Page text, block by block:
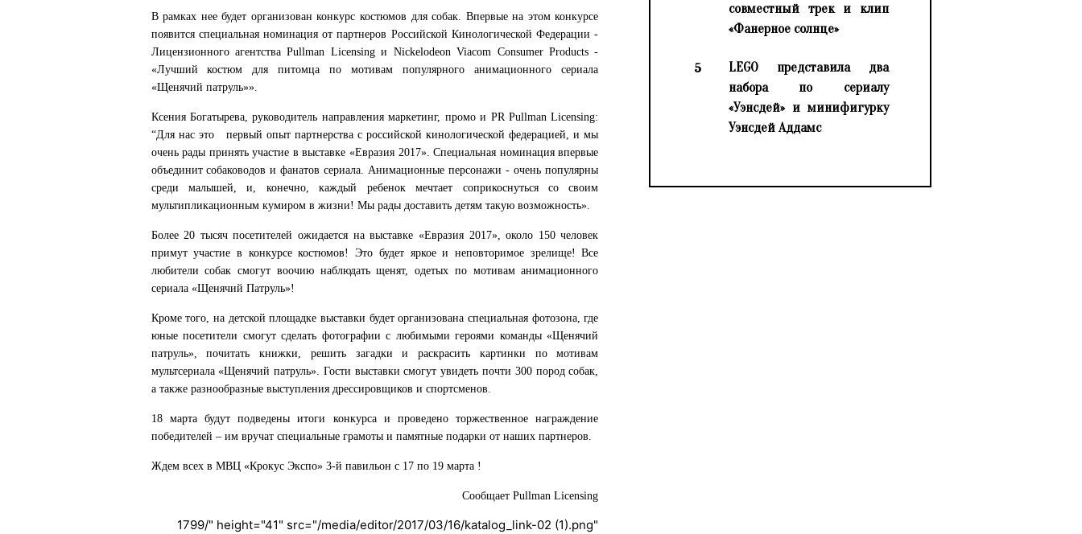
В рамках нее будет организован конкурс костюмов для собак. Впервые на этом конкурсе
появится специальная номинация от партнеров Российской Кинологической Федерации -
Лицензионного агентства Pullman Licensing и Nickelodeon Viacom Consumer Products -
«Лучший костюм для питомца по мотивам популярного анимационного сериала
«Щенячий патруль»».
Ксения Богатырева, руководитель направления маркетинг, промо и PR Pullman Licensing:
“Для нас это первый опыт партнерства с российской кинологической федерацией, и мы
очень рады принять участие в выставке «Евразия 2017». Специальная номинация впервые
объединит собаководов и фанатов сериала. Анимационные персонажи - очень популярны
среди малышей, и, конечно, каждый ребенок мечтает соприкоснуться со своим
мультипликационным кумиром в жизни! Мы рады доставить детям такую возможность».
Более 20 тысяч посетителей ожидается на выставке «Евразия 2017», около 150 человек
примут участие в конкурсе костюмов! Это будет яркое и неповторимое зрелище! Все
любители собак смогут воочию наблюдать щенят, одетых по мотивам анимационного
сериала «Щенячий Патруль»!
Кроме того, на детской площадке выставки будет организована специальная фотозона, где
юные посетители смогут сделать фотографии с любимыми героями команды «Щенячий
патруль», почитать книжки, решить загадки и раскрасить картинки по мотивам
мультсериала «Щенячий патруль». Гости выставки смогут увидеть почти 300 пород собак,
а также разнообразные выступления дрессировщиков и спортсменов.
18 марта будут подведены итоги конкурса и проведено торжественное награждение
победителей – им вручат специальные грамоты и памятные подарки от наших партнеров.
Ждем всех в МВЦ «Крокус Экспо» 3-й павильон с 17 по 19 марта !
Сообщает Pullman Licensing
1799/" height="41" src="/media/editor/2017/03/16/katalog_link-02 (1).png"
совместный трек и клип
«Фанерное солнце»
5
LEGO представила два
набора по сериалу
«Уэнсдей» и минифигурку
Уэнсдей Аддамс